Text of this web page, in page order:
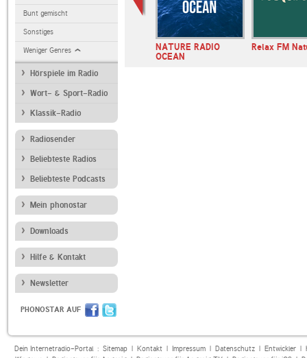
Bunt gemischt
Sonstiges
Weniger Genres
Hörspiele im Radio
Wort- & Sport-Radio
Klassik-Radio
Radiosender
Beliebteste Radios
Beliebteste Podcasts
Mein phonostar
Downloads
Hilfe & Kontakt
Newsletter
PHONOSTAR AUF
1.FM Ambient Psychill
NATURE RADIO
OCEAN
Relax FM
Dein Internetradio-Portal : Sitemap| Kontakt| Impressum| Datenschutz| Entwickler|